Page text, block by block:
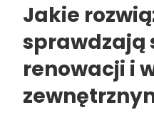
Jakie
sprawdzają
renowacji i